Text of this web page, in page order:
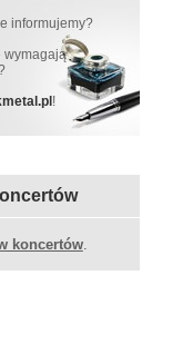
informujemy?
wymagają
!
koncertów.